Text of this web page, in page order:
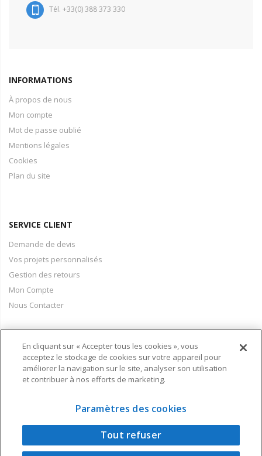
Tél. +33(0) 388 373 330
INFORMATIONS
À propos de nous
Mon compte
Mot de passe oublié
Mentions légales
Cookies
Plan du site
SERVICE CLIENT
Demande de devis
Vos projets personnalisés
Gestion des retours
Mon Compte
Nous Contacter
PAIEMENT & LIVRAISON
Conditions Générales de Vente
Informations livraison
Copyright © 2024 - Air Techniques - Une réalisation Visual Concept
En cliquant sur « Accepter tous les cookies », vous
acceptez le stockage de cookies sur votre appareil pour
améliorer la navigation sur le site, analyser son utilisation
et contribuer à nos efforts de marketing.
Paramètres des cookies
Tout refuser